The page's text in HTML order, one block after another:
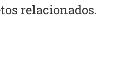
relacionados.